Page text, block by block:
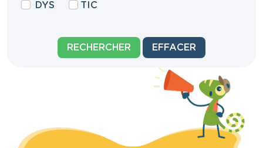
DYS TIC
RECHERCHER EFFACER